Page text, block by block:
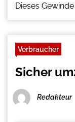
Dieses
Verbraucher
Sicher
Redakteur